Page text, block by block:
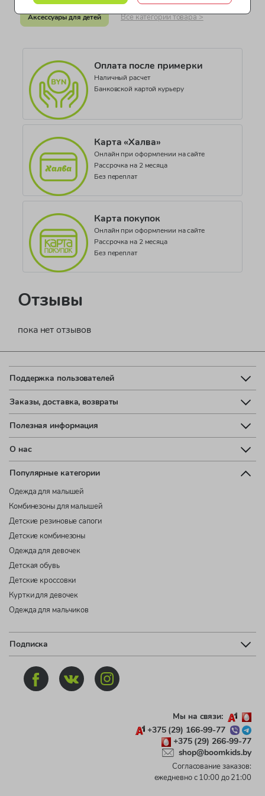
Страна производства
КНР (Китайская Народная Республика)
ДЕАЭС № BY/112 11.02. ТР007 043.01 02435
Коллекция
SEASONAL BASIC_CS906
Аксессуары для детей Все категории товара >
Оплата после примерки
Наличный расчет
Банковской картой курьеру
Карта «Халва»
Онлайн при оформлении на сайте
Рассрочка на 2 месяца
Без переплат
Карта покупок
Онлайн при оформлении на сайте
Рассрочка на 2 месяца
Без переплат
Отзывы
пока нет отзывов
Поддержка пользователей
Заказы, доставка, возвраты
Полезная информация
О нас
Популярные категории
Одежда для малышей
Комбинезоны для малышей
Детские резиновые сапоги
Детские комбинезоны
Одежда для девочек
Детская обувь
Детские кроссовки
Куртки для девочек
Одежда для мальчиков
Подписка
Мы на связи:
+375 (29) 166-99-77
+375 (29) 266-99-77
shop@boomkids.by
Согласование заказов:
ежедневно с 10:00 до 21:00